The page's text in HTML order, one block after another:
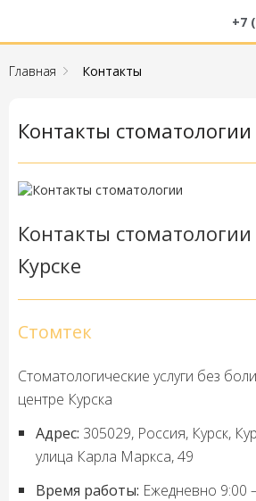
Главная Контакты
Контакты стоматологии
Контакты
Курске
Стомтек
Стоматологические услуги без
центре Курска
Адрес: 305029, Россия, Курск,
улица Карла Маркса, 49
Время работы: Ежедневно 9:00
+7